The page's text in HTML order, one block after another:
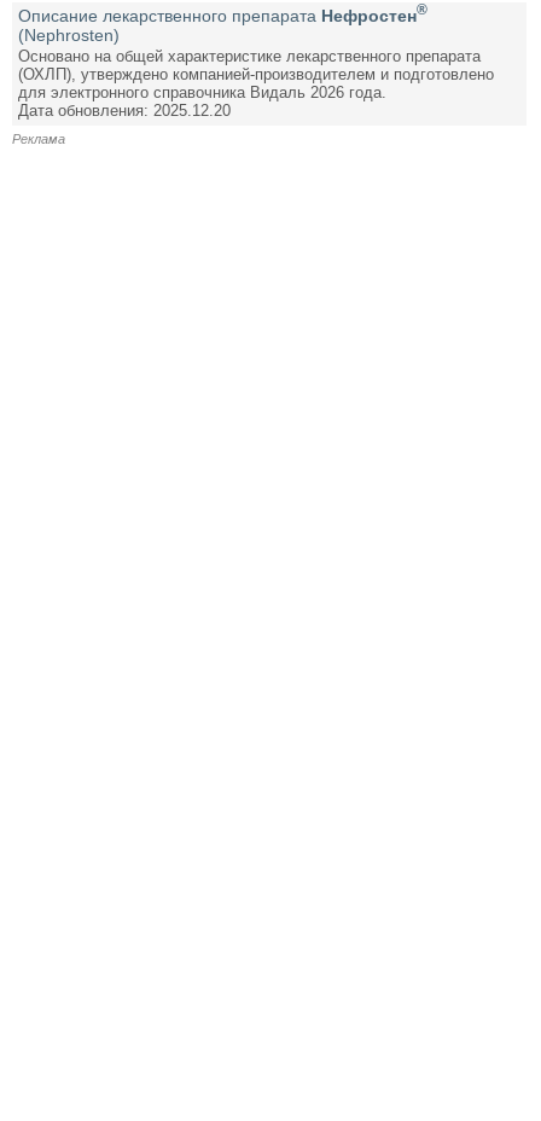
Описание лекарственного препарата Нефростен®
(Nephrosten)
Основано на общей характеристике лекарственного препарата
(ОХЛП), утверждено компанией-производителем и подготовлено
для электронного справочника Видаль 2026 года.
Дата обновления: 2025.12.20
Реклама